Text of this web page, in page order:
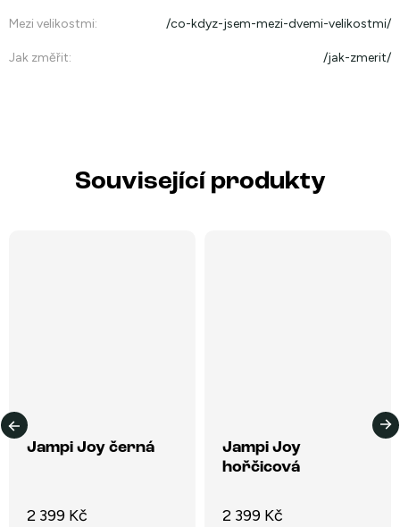
Mezi velikostmi: /co-kdyz-jsem-mezi-dvemi-velikostmi/
Jak změřit: /jak-zmerit/
Související produkty
Jampi Joy černá
2 399 Kč
Jampi Joy
hořčicová
2 399 Kč